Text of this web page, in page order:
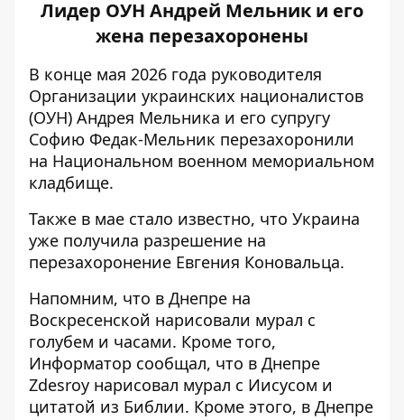
Лидер ОУН Андрей Мельник и его
жена перезахоронены
В конце мая 2026 года руководителя
Организации украинских националистов
(ОУН) Андрея Мельника и его супругу
Софию Федак-Мельник перезахоронили
на Национальном военном мемориальном
кладбище.
Также в мае стало известно, что Украина
уже получила разрешение на
перезахоронение Евгения Коновальца.
Напомним, что в Днепре на
Воскресенской нарисовали мурал с
голубем и часами. Кроме того,
Информатор сообщал, что в Днепре
Zdesroy нарисовал мурал с Иисусом и
цитатой из Библии. Кроме этого, в Днепре